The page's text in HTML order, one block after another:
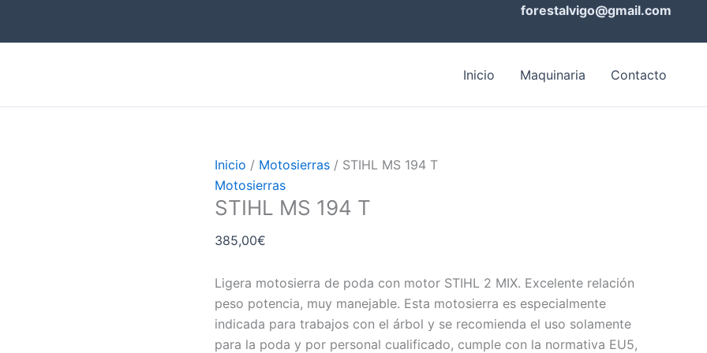
forestalvigo@gmail.com
Inicio Maquinaria Contacto
Inicio / Motosierras / STIHL MS 194 T
Motosierras
STIHL MS 194 T
385,00€
Ligera motosierra de poda con motor STIHL 2 MIX. Excelente relación
peso potencia, muy manejable. Esta motosierra es especialmente
indicada para trabajos con el árbol y se recomienda el uso solamente
para la poda y por personal cualificado, cumple con la normativa EU5,